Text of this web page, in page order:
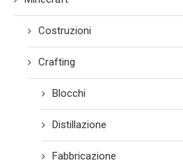
Costruzioni
Crafting
Blocchi
Distillazione
Fabbricazione